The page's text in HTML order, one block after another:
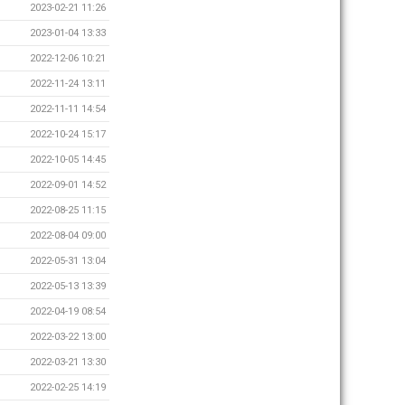
2023-02-21 11:26
2023-01-04 13:33
2022-12-06 10:21
2022-11-24 13:11
2022-11-11 14:54
2022-10-24 15:17
2022-10-05 14:45
2022-09-01 14:52
2022-08-25 11:15
2022-08-04 09:00
2022-05-31 13:04
2022-05-13 13:39
2022-04-19 08:54
2022-03-22 13:00
2022-03-21 13:30
2022-02-25 14:19